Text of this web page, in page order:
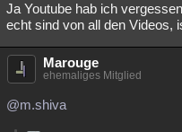
Astronomie Helpdesk
Musik Clash
Ja Youtube hab ich
echt sind von all den Videos,
Marouge
ehemaliges Mitglied
@m.shiva